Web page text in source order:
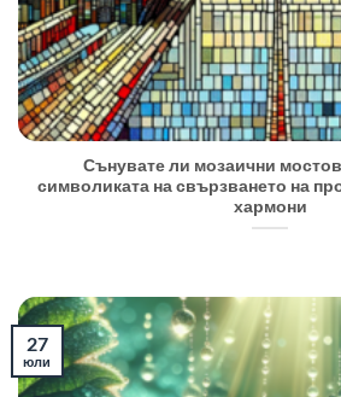
Сънувате ли мозаични
символиката на свързването на
хармони
27
юли